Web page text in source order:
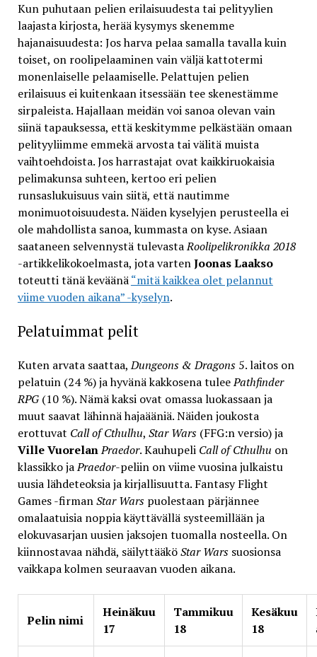
Kun puhutaan pelien erilaisuudesta tai pelityylien
laajasta kirjosta, herää kysymys skenemme
hajanaisuudesta: Jos harva pelaa samalla tavalla kuin
toiset, on roolipelaaminen vain väljä kattotermi
monenlaiselle pelaamiselle. Pelattujen pelien
erilaisuus ei kuitenkaan itsessään tee skenestämme
sirpaleista. Hajallaan meidän voi sanoa olevan vain
siinä tapauksessa, että keskitymme pelkästään omaan
pelityyliimme emmekä arvosta tai välitä muista
vaihtoehdoista. Jos harrastajat ovat kaikkiruokaisia
pelimakunsa suhteen, kertoo eri pelien
runsaslukuisuus vain siitä, että nautimme
monimuotoisuudesta. Näiden kyselyjen perusteella ei
ole mahdollista sanoa, kummasta on kyse. Asiaan
saataneen selvennystä tulevastaRoolipelikronikka 2018
-artikkelikokoelmasta, jota vartenJoonas Laakso
toteutti tänä keväänä“mitä kaikkea olet pelannut
viime vuoden aikana” -kyselyn.
Pelatuimmat pelit
Kuten arvata saattaa,Dungeons & Dragons5. laitos on
pelatuin (24 %) ja hyvänä kakkosena tuleePathfinder
RPG(10 %). Nämä kaksi ovat omassa luokassaan ja
muut saavat lähinnä hajaääniä. Näiden joukosta
erottuvat Call of Cthulhu, Star Wars(FFG:n versio) ja
Ville VuorelanPraedor. Kauhupeli Call of Cthulhu on
klassikko jaPraedor-peliin on viime vuosina julkaistu
uusia lähdeteoksia ja kirjallisuutta. Fantasy Flight
Games -firmanStar Warspuolestaan pärjännee
omalaatuisia noppia käyttävällä systeemillään ja
elokuvasarjan uusien jaksojen tuomalla nosteella. On
kiinnostavaa nähdä, säilyttääköStar Warssuosionsa
vaikkapa kolmen seuraavan vuoden aikana.
Pelin nimi
Heinäkuu
17
Tammikuu
18
Kesäkuu
18